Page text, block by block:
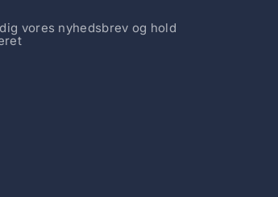
vores nyhedsbrev og hold